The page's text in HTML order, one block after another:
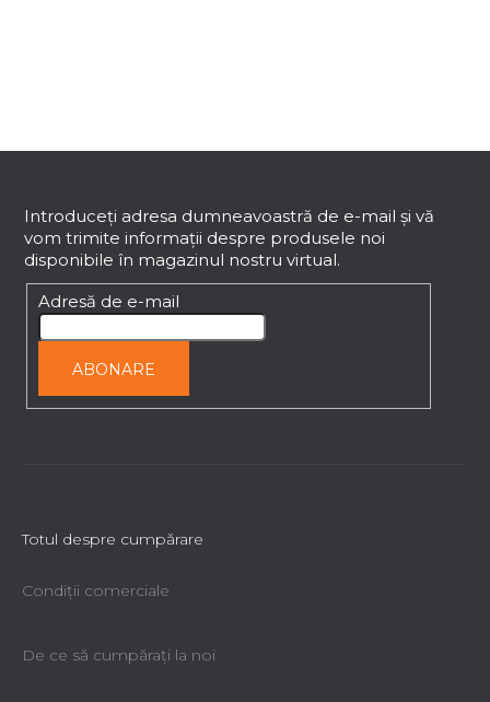
Introduceţi adresa dumneavoastră de e-mail şi vă
vom trimite informaţii despre produsele noi
disponibile în magazinul nostru virtual.
Adresă de e-mail
ABONARE
Totul despre cumpărare
Condiții comerciale
De ce să cumpăraţi la noi